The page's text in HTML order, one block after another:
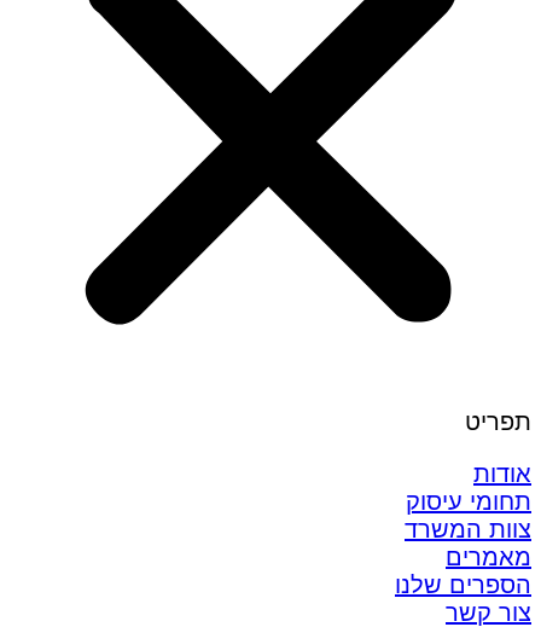
תפריט
אודות
תחומי עיסוק
צוות המשרד
מאמרים
הספרים שלנו
צור קשר